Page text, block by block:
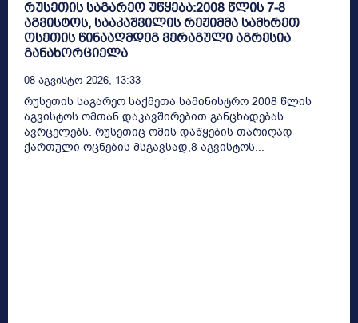
რუსეთის საგარეო უწყება:2008 წლის 7-8
აგვისტოს, სააკაშვილის რეჟიმმა სამხრეთ
ოსეთის წინააღმდეგ ვერაგული აგრესია
განახორციელა
08 Აგვისტო 2026, 13:33
რუსეთის საგარეო საქმეთა სამინისტრო 2008 წლის
აგვისტოს ომთან დაკავშირებით განცხადებას
ავრცელებს. რუსეთიც ომის დაწყების თარიღად
ქართული ოცნების მსგავსად,8 აგვისტოს...